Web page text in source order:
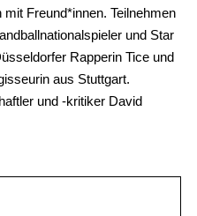
Freund*innen. Teilnehmen
und Star
Rapperin Tice und
aus Stuttgart.
und -kritiker David